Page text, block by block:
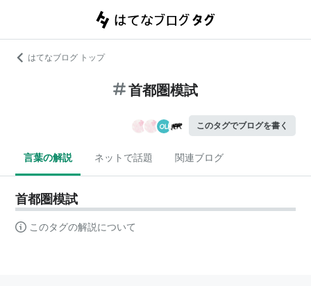
はてなブログ トップ
首都圏模試
このタグでブログを書く
言葉の解説 ネットで話題 関連ブログ
首都圏模試
このタグの解説について